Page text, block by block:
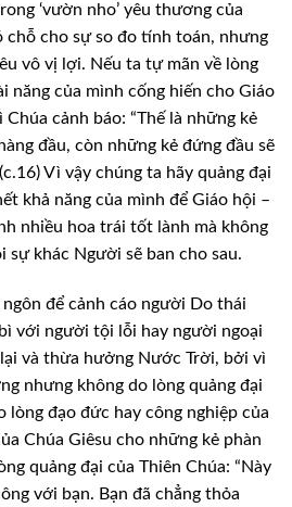
‘vườn nho’ yêu thương của
chỗ cho sự so đo tính toán, nhưng
vô vị lợi. Nếu ta tự mãn về lòng
năng của mình cống hiến cho Giáo
cảnh báo: “Thế là những kẻ
đầu, còn những kẻ đứng đầu sẽ
Vì vậy chúng ta hãy quảng đại
khả năng của mình để Giáo hội –
nhiều hoa trái tốt lành mà không
sự khác Người sẽ ban cho sau.
để cảnh cáo người Do thái
với người tội lỗi hay người ngoại
và thừa hưởng Nước Trời, bởi vì
nhưng không do lòng quảng đại
lòng đạo đức hay công nghiệp của
Chúa Giêsu cho những kẻ phàn
quảng đại của Thiên Chúa: “Này
với bạn. Bạn đã chẳng thỏa